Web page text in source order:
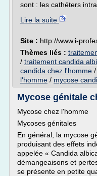
sont : les cathéters
Lire la suite
Site : http://www.i-
Thèmes liés :
/ traitement candida
candida chez l'homme /
l'homme / mycose
Mycose génitale
Mycose chez l'homme
Mycoses génitales
En général, la mycose
produisant des effets
appelée « Candida
démangeaisons et
se présente en petite